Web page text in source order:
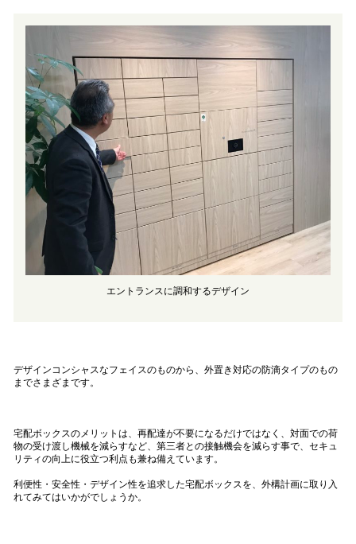
エントランスに調和するデザイン
デザインコンシャスなフェイスのものから、外置き対応の防滴タイプのもの
までさまざまです。
宅配ボックスのメリットは、再配達が不要になるだけではなく、対面での荷
物の受け渡し機械を減らすなど、第三者との接触機会を減らす事で、セキュ
リティの向上に役立つ利点も兼ね備えています。
利便性・安全性・デザイン性を追求した宅配ボックスを、外構計画に取り入
れてみてはいかがでしょうか。